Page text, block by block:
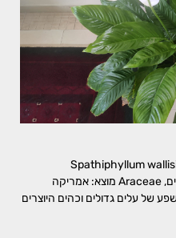
ספטיפיליום, ספטיפילום משפחה: לופיים, Araceae מוצא: אמריקה
של עלים גדולים וכהים היוצרים